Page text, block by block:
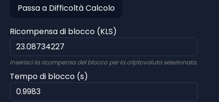
Passa a Difficoltà Calcolo
Ricompensa di blocco (KLS)
Inserisci la ricompensa del blocco per la criptovaluta selezionata.
Tempo di blocco (s)